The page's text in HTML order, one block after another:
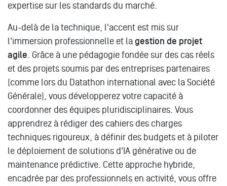
expertise sur les standards du marché.
Au-delà de la technique, l'accent est mis sur
l'immersion professionnelle et la gestion de projet
agile. Grâce à une pédagogie fondée sur des cas réels
et des projets soumis par des entreprises partenaires
(comme lors du Datathon international avec la Société
Générale), vous développerez votre capacité à
coordonner des équipes pluridisciplinaires. Vous
apprendrez à rédiger des cahiers des charges
techniques rigoureux, à définir des budgets et à piloter
le déploiement de solutions d'IA générative ou de
maintenance prédictive. Cette approche hybride,
encadrée par des professionnels en activité, vous offre